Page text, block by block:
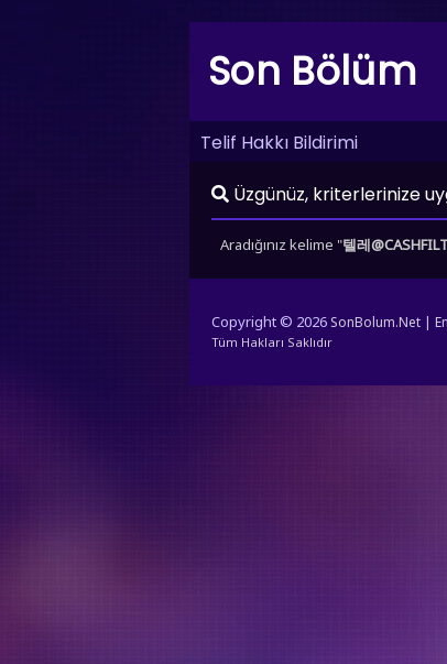
Son Bölüm
Telif Hakkı Bildirimi
Üzgünüz, kriterlerinize
Aradığınız kelime "텔레
Copyright © 2026 SonBolum.Net |
Tüm Hakları Saklıdır